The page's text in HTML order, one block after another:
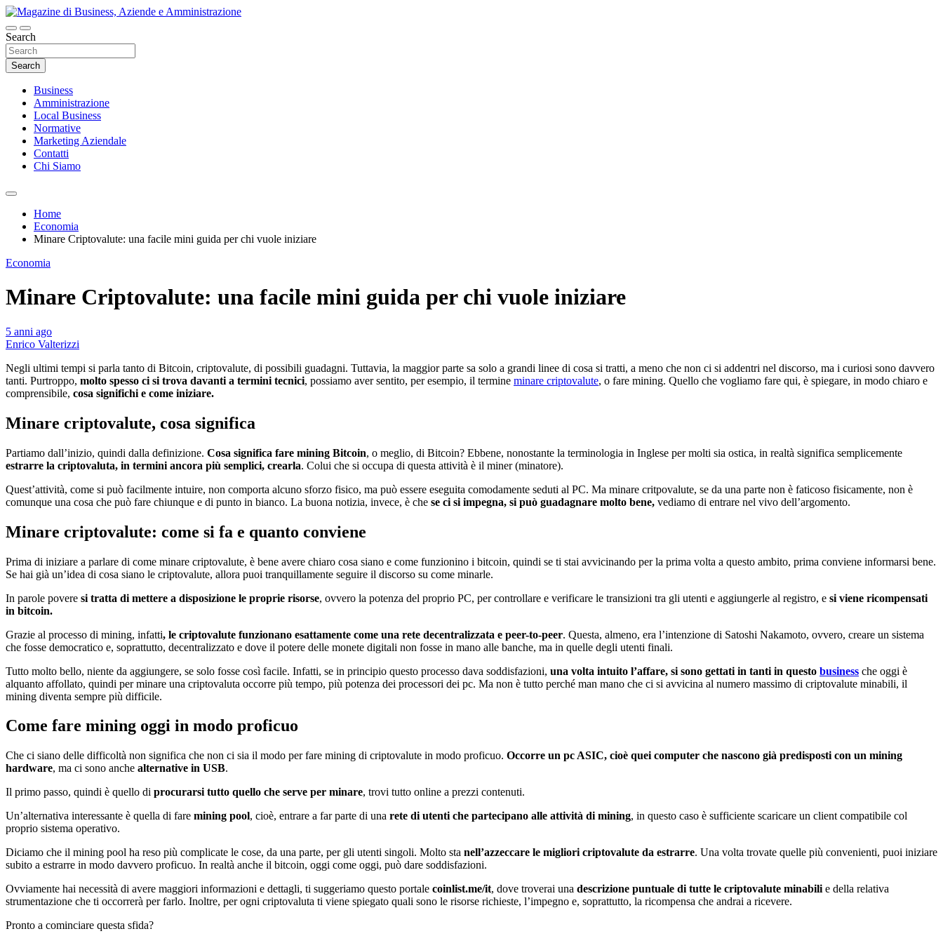
Skip
to
content
Magazine di Business, Aziende e Amministrazione
Search
Search
Business
Amministrazione
Local Business
Normative
Marketing Aziendale
Contatti
Chi Siamo
Home
Economia
Minare Criptovalute: una facile mini guida per chi vuole iniziare
Economia
Minare Criptovalute: una facile mini guida per chi vuole iniziare
5 anni ago
Enrico Valterizzi
Negli ultimi tempi si parla tanto di Bitcoin, criptovalute, di possibili guadagni. Tuttavia, la maggior parte sa solo a grandi linee di cosa si tratti, a meno che non ci si addentri nel discorso, ma i curiosi sono davvero
tanti. Purtroppo, molto spesso ci si trova davanti a termini tecnici, possiamo aver sentito, per esempio, il termine minare criptovalute, o fare mining. Quello che vogliamo fare qui, è spiegare, in modo chiaro e
comprensibile, cosa significhi e come iniziare.
Minare criptovalute, cosa significa
Partiamo dall’inizio, quindi dalla definizione. Cosa significa fare mining Bitcoin, o meglio, di Bitcoin? Ebbene, nonostante la terminologia in Inglese per molti sia ostica, in realtà significa semplicemente
estrarre la criptovaluta, in termini ancora più semplici, crearla. Colui che si occupa di questa attività è il miner (minatore).
Quest’attività, come si può facilmente intuire, non comporta alcuno sforzo fisico, ma può essere eseguita comodamente seduti al PC. Ma minare critpovalute, se da una parte non è faticoso fisicamente, non è
comunque una cosa che può fare chiunque e di punto in bianco. La buona notizia, invece, è che se ci si impegna, si può guadagnare molto bene, vediamo di entrare nel vivo dell’argomento.
Minare criptovalute: come si fa e quanto conviene
Prima di iniziare a parlare di come minare criptovalute, è bene avere chiaro cosa siano e come funzionino i bitcoin, quindi se ti stai avvicinando per la prima volta a questo ambito, prima conviene informarsi bene.
Se hai già un’idea di cosa siano le criptovalute, allora puoi tranquillamente seguire il discorso su come minarle.
In parole povere si tratta di mettere a disposizione le proprie risorse, ovvero la potenza del proprio PC, per controllare e verificare le transizioni tra gli utenti e aggiungerle al registro, e si viene ricompensati
in bitcoin.
Grazie al processo di mining, infatti, le criptovalute funzionano esattamente come una rete decentralizzata e peer-to-peer. Questa, almeno, era l’intenzione di Satoshi Nakamoto, ovvero, creare un sistema
che fosse democratico e, soprattutto, decentralizzato e dove il potere delle monete digitali non fosse in mano alle banche, ma in quelle degli utenti finali.
Tutto molto bello, niente da aggiungere, se solo fosse così facile. Infatti, se in principio questo processo dava soddisfazioni, una volta intuito l’affare, si sono gettati in tanti in questo business che oggi è
alquanto affollato, quindi per minare una criptovaluta occorre più tempo, più potenza dei processori dei pc. Ma non è tutto perché man mano che ci si avvicina al numero massimo di criptovalute minabili, il
mining diventa sempre più difficile.
Come fare mining oggi in modo proficuo
Che ci siano delle difficoltà non significa che non ci sia il modo per fare mining di criptovalute in modo proficuo. Occorre un pc ASIC, cioè quei computer che nascono già predisposti con un mining
hardware, ma ci sono anche alternative in USB.
Il primo passo, quindi è quello di procurarsi tutto quello che serve per minare, trovi tutto online a prezzi contenuti.
Un’alternativa interessante è quella di fare mining pool, cioè, entrare a far parte di una rete di utenti che partecipano alle attività di mining, in questo caso è sufficiente scaricare un client compatibile col
proprio sistema operativo.
Diciamo che il mining pool ha reso più complicate le cose, da una parte, per gli utenti singoli. Molto sta nell’azzeccare le migliori criptovalute da estrarre. Una volta trovate quelle più convenienti, puoi iniziare
subito a estrarre in modo davvero proficuo. In realtà anche il bitcoin, oggi come oggi, può dare soddisfazioni.
Ovviamente hai necessità di avere maggiori informazioni e dettagli, ti suggeriamo questo portale coinlist.me/it, dove troverai una descrizione puntuale di tutte le criptovalute minabili e della relativa
strumentazione che ti occorrerà per farlo. Inoltre, per ogni criptovaluta ti viene spiegato quali sono le risorse richieste, l’impegno e, soprattutto, la ricompensa che andrai a ricevere.
Pronto a cominciare questa sfida?